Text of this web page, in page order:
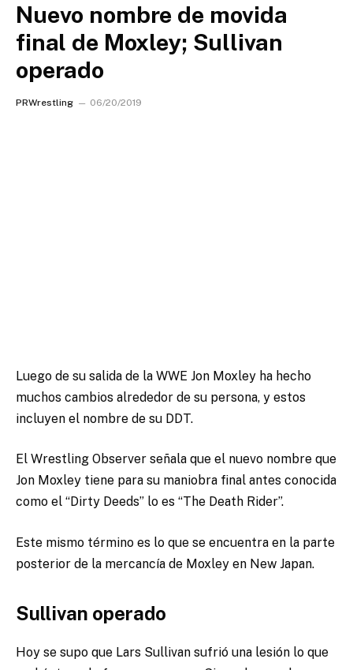
Nuevo nombre de movida
final de Moxley; Sullivan
operado
PRWrestling 06/20/2019
Luego de su salida de la WWE Jon Moxley ha hecho
muchos cambios alrededor de su persona, y estos
incluyen el nombre de su DDT.
El Wrestling Observer señala que el nuevo nombre que
Jon Moxley tiene para su maniobra final antes conocida
como el “Dirty Deeds” lo es “The Death Rider”.
Este mismo término es lo que se encuentra en la parte
posterior de la mercancía de Moxley en New Japan.
Sullivan operado
Hoy se supo que Lars Sullivan sufrió una lesión lo que